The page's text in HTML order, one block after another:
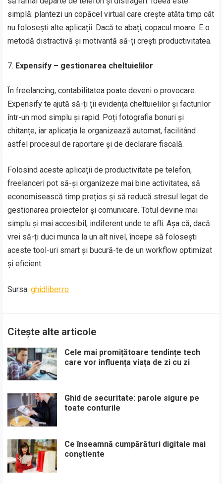
simplă: plantezi un copăcel virtual care crește atâta timp cât
nu folosești alte aplicații. Dacă te abați, copacul moare. E o
metodă distractivă și motivantă să-ți crești productivitatea.
Expensify – gestionarea cheltuielilor
În freelancing, contabilitatea poate deveni o provocare.
Expensify te ajută să-ți ții evidența cheltuielilor și facturilor
într-un mod simplu și rapid. Poți fotografia bonuri și
chitanțe, iar aplicația le organizează automat, facilitând
astfel procesul de raportare și de declarare fiscală.
Folosind aceste aplicații de productivitate pe telefon,
freelanceri pot să-și organizeze mai bine activitatea, să
economisească timp prețios și să reducă stresul legat de
gestionarea proiectelor și comunicare. Totul devine mai
simplu și mai accesibil, indiferent unde te afli. Așa că, dacă
vrei să-ți duci munca la un alt nivel, începe să folosești
aceste tool-uri smart și bucură-te de un workflow optimizat
și eficient.
Sursa:ghidliber.ro
Citește alte articole
Cele mai promițătoare tendințe tech
care vor influența viața de zi cu zi
Ghid de securitate: parole sigure pe
toate conturile
Ce înseamnă cumpărături digitale mai
conștiente